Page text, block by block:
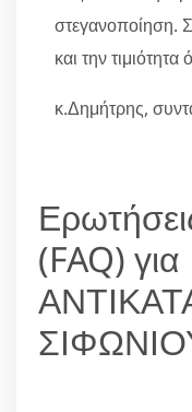
στεγανοποίηση.
και την τιμιότητα
κ.Δημήτρης,
(FAQ) για